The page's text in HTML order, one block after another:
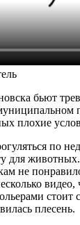
бьют
плохие
по
для
не
видео,
стоит
плесень.